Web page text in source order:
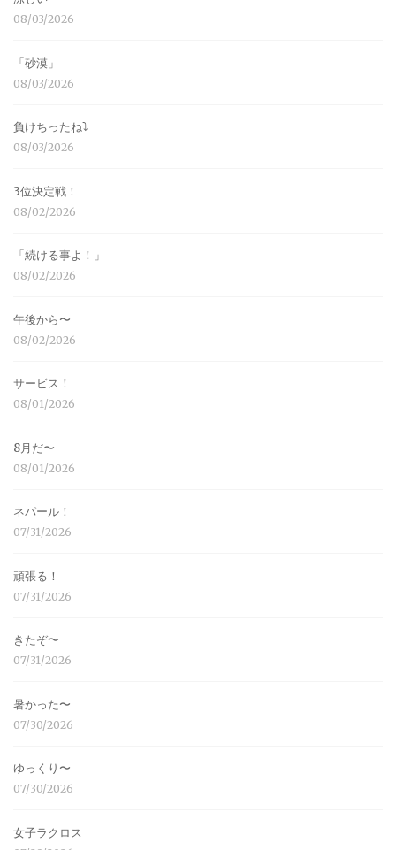
08/03/2026
「砂漠」
08/03/2026
負けちったね⤵︎
08/03/2026
3位決定戦！
08/02/2026
「続ける事よ！」
08/02/2026
午後から〜
08/02/2026
サービス！
08/01/2026
8月だ〜
08/01/2026
ネパール！
07/31/2026
頑張る！
07/31/2026
きたぞ〜
07/31/2026
暑かった〜
07/30/2026
ゆっくり〜
07/30/2026
女子ラクロス